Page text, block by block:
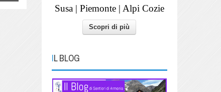
Susa | Piemonte | Alpi Cozie
Scopri di più
IL BLOG